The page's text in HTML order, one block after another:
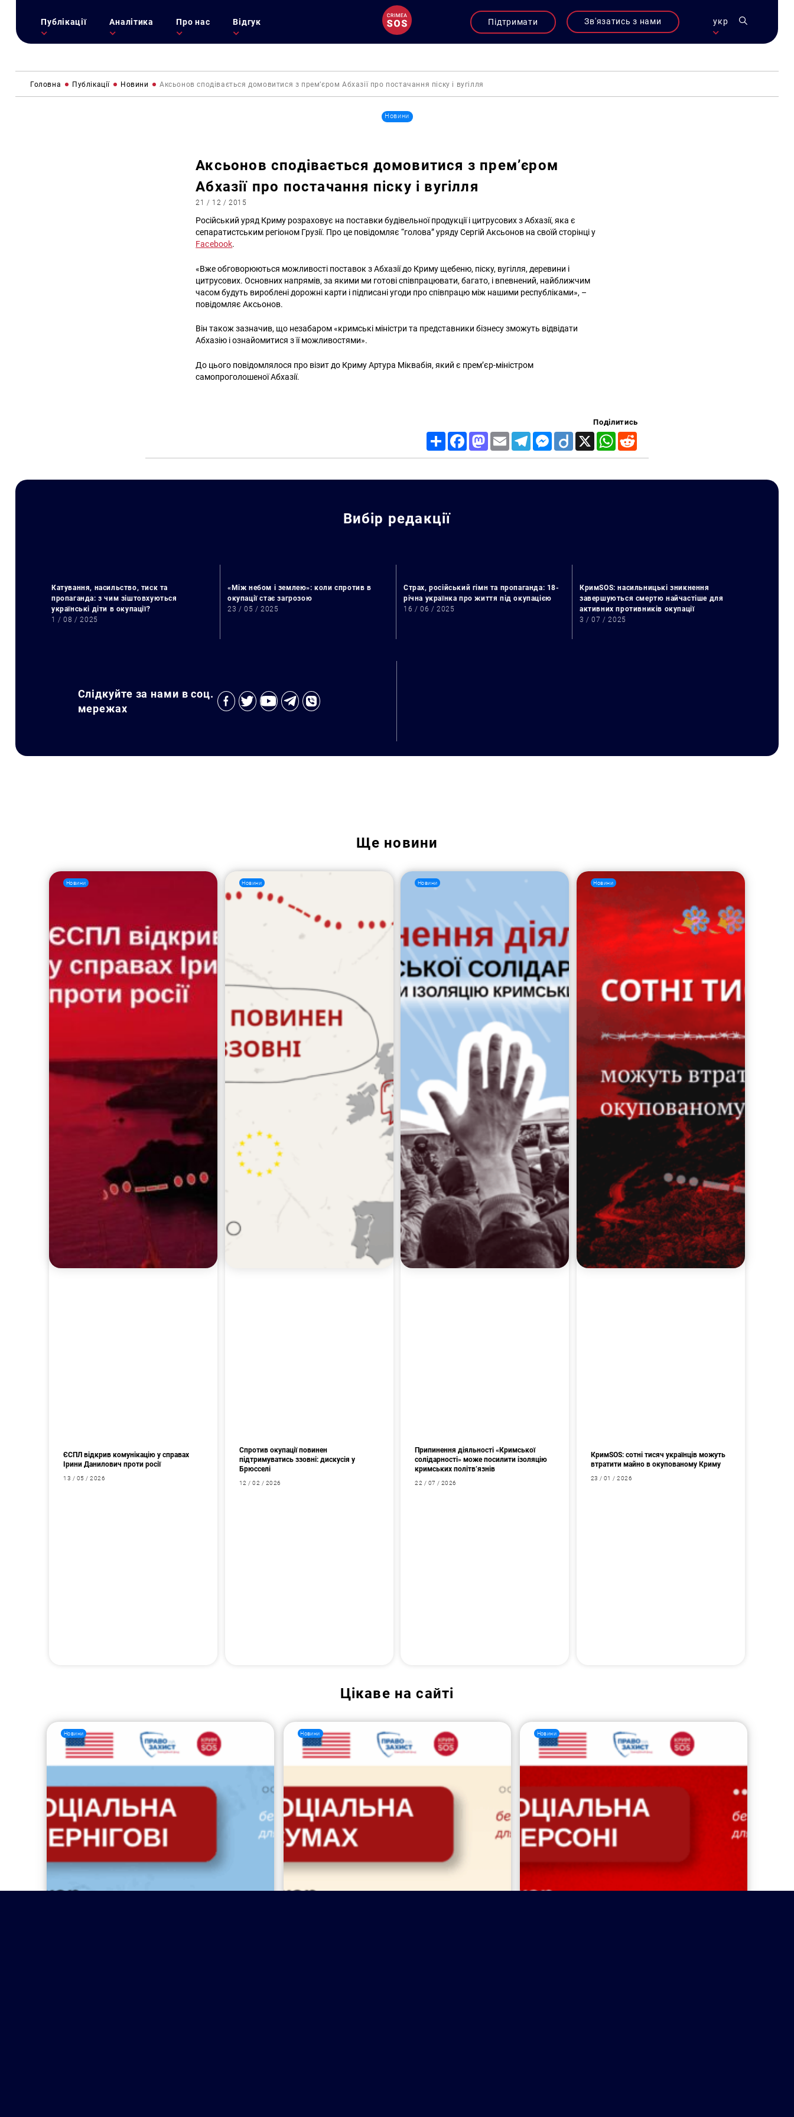
Публікації Аналітика Про нас Відгук Підтримати Зв'язатись з нами укр
Пошук за запитом:
Головна Публікації Новини Аксьонов сподівається домовитися з прем’єром Абхазії про постачання піску і вугілля
Новини
Аксьонов сподівається домовитися з прем’єром
Абхазії про постачання піску і вугілля
21 / 12 / 2015
Російський уряд Криму розраховує на поставки будівельної продукції і цитрусових з Абхазії, яка є
сепаратистським регіоном Грузії. Про це повідомляє “голова” уряду Сергій Аксьонов на своїй сторінці у
Facebook.
«Вже обговорюються можливості поставок з Абхазії до Криму щебеню, піску, вугілля, деревини і
цитрусових. Основних напрямів, за якими ми готові співпрацювати, багато, і впевнений, найближчим
часом будуть вироблені дорожні карти і підписані угоди про співпрацю між нашими республіками», –
повідомляє Аксьонов.
Він також зазначив, що незабаром «кримські міністри та представники бізнесу зможуть відвідати
Абхазію і ознайомитися з її можливостями».
До цього повідомлялося про візит до Криму Артура Міквабія, який є прем’єр-міністром
самопроголошеної Абхазії.
Поділитись
Share FacebookMastodon
Email TelegramMessenger
Diigo X WhatsApp
Вибір редакції
Катування, насильство, тиск та
пропаганда: з чим зіштовхуються
українські діти в окупації?
1 / 08 / 2025
«Між небом і землею»: коли спротив в
окупації стає загрозою
23 / 05 / 2025
Страх, російський гімн та пропаганда: 18-
річна українка про життя під окупацією
16 / 06 / 2025
КримSOS: насильницькі зникнення
завершуються смертю найчастіше для
активних противників окупації
3 / 07 / 2025
Слідкуйте за нами в соц.
мережах
Ще новини
Новини
ЄСПЛ відкрив комунікацію у справах
Ірини Данилович проти росії
13 / 05 / 2026
Новини
Спротив окупації повинен
підтримуватись ззовні: дискусія у
Брюсселі
12 / 02 / 2026
Новини
Припинення діяльності «Кримської
солідарності» може посилити ізоляцію
кримських політв’язнів
22 / 07 / 2026
Новини
КримSOS: сотні тисяч українців можуть
втратити майно в окупованому Криму
23 / 01 / 2026
Цікаве на сайті
Новини Новини Новини